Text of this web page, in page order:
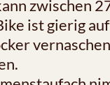
zwischen
ist gierig